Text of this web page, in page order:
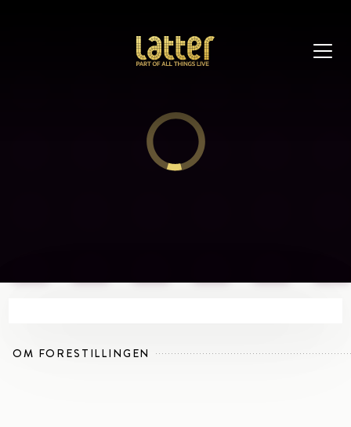
OM FORESTILLINGEN